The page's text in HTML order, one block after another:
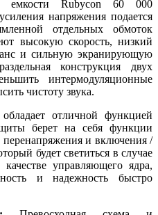
Rubycon 60 000
напряжения подается
отдельных обмоток
высокую скорость, низкий
и сильную экранирующую
конструкция двух
интермодуляционные
чистоту звука.
отличной функцией
берет на себя функции
перенапряжения и включения /
будет светиться в случае
управляющего ядра,
и надежность быстро